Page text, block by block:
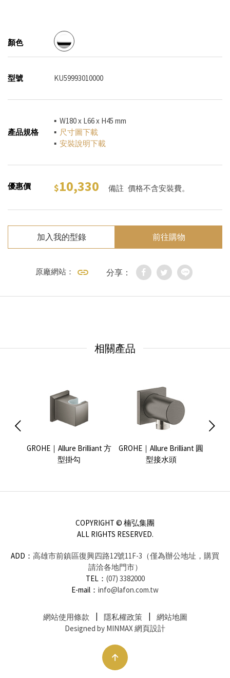
顏色
型號 KU59993010000
產品規格
▪ W180 x L66 x H45 mm
▪ 尺寸圖下載
▪ 安裝說明下載
優惠價 10,330 備註 價格不含安裝費。
加入我的型錄 前往購物
原廠網站： 分享：
相關產品
GROHE｜Allure Brilliant 方
型掛勾
GROHE｜Allure Brilliant 圓
型接水頭
COPYRIGHT © 楠弘集團
ALL RIGHTS RESERVED.
ADD： 高雄市前鎮區復興四路12號11F-3（僅為辦公地址，購買
請洽各地門市）
TEL： (07) 3382000
E-mail： info@lafon.com.tw
網站使用條款 隱私權政策
網站地圖
Designed by MINMAX 網頁設計